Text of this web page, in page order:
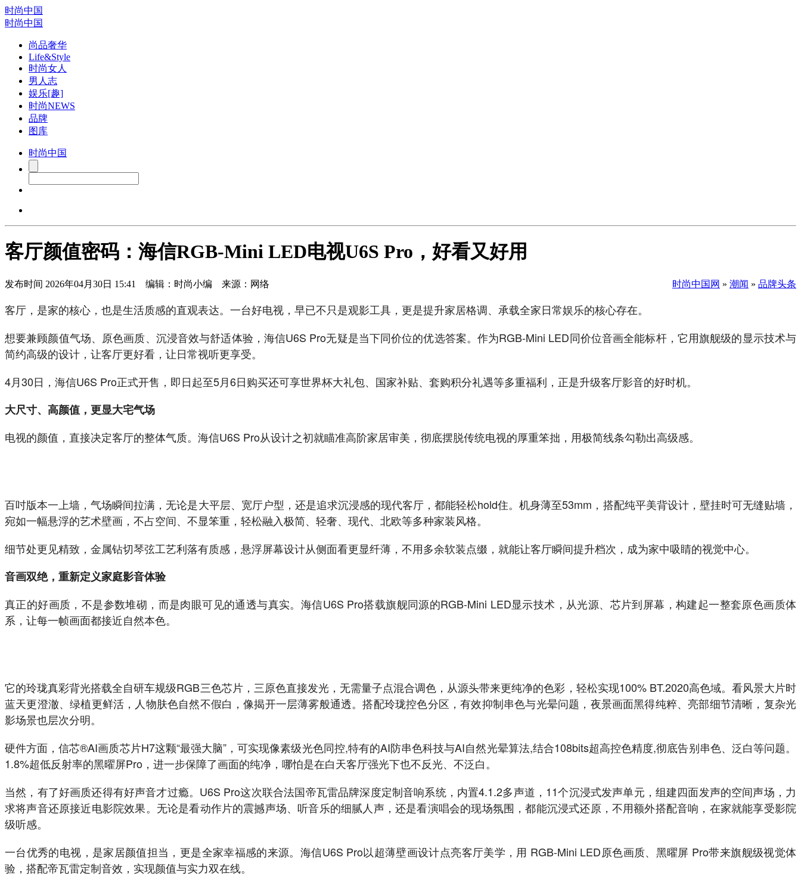
时尚中国
时尚中国
尚品奢华
Life&Style
时尚女人
男人志
娱乐[趣]
时尚NEWS
品牌
图库
时尚中国
客厅颜值密码：海信RGB-Mini LED电视U6S Pro，好看又好用
发布时间 2026年04月30日 15:41 编辑：时尚小编 来源：网络 时尚中国网 » 潮闻 » 品牌头条
客厅，是家的核心，也是生活质感的直观表达。一台好电视，早已不只是观影工具，更是提升家居格调、承载全家日常娱乐的核心存在。
想要兼顾颜值气场、原色画质、沉浸音效与舒适体验，海信U6S Pro无疑是当下同价位的优选答案。作为RGB-Mini LED同价位音画全能标杆，它用旗舰级的显示技术与
简约高级的设计，让客厅更好看，让日常视听更享受。
4月30日，海信U6S Pro正式开售，即日起至5月6日购买还可享世界杯大礼包、国家补贴、套购积分礼遇等多重福利，正是升级客厅影音的好时机。
大尺寸、高颜值，更显大宅气场
电视的颜值，直接决定客厅的整体气质。海信U6S Pro从设计之初就瞄准高阶家居审美，彻底摆脱传统电视的厚重笨拙，用极简线条勾勒出高级感。
百吋版本一上墙，气场瞬间拉满，无论是大平层、宽厅户型，还是追求沉浸感的现代客厅，都能轻松hold住。机身薄至53mm，搭配纯平美背设计，壁挂时可无缝贴墙，
宛如一幅悬浮的艺术壁画，不占空间、不显笨重，轻松融入极简、轻奢、现代、北欧等多种家装风格。
细节处更见精致，金属钻切琴弦工艺利落有质感，悬浮屏幕设计从侧面看更显纤薄，不用多余软装点缀，就能让客厅瞬间提升档次，成为家中吸睛的视觉中心。
音画双绝，重新定义家庭影音体验
真正的好画质，不是参数堆砌，而是肉眼可见的通透与真实。海信U6S Pro搭载旗舰同源的RGB-Mini LED显示技术，从光源、芯片到屏幕，构建起一整套原色画质体
系，让每一帧画面都接近自然本色。
它的玲珑真彩背光搭载全自研车规级RGB三色芯片，三原色直接发光，无需量子点混合调色，从源头带来更纯净的色彩，轻松实现100% BT.2020高色域。看风景大片时
蓝天更澄澈、绿植更鲜活，人物肤色自然不假白，像揭开一层薄雾般通透。搭配玲珑控色分区，有效抑制串色与光晕问题，夜景画面黑得纯粹、亮部细节清晰，复杂光
影场景也层次分明。
硬件方面，信芯®AI画质芯片H7这颗“最强大脑”，可实现像素级光色同控,特有的AI防串色科技与AI自然光晕算法,结合108bits超高控色精度,彻底告别串色、泛白等问题。
1.8%超低反射率的黑曜屏Pro，进一步保障了画面的纯净，哪怕是在白天客厅强光下也不反光、不泛白。
当然，有了好画质还得有好声音才过瘾。U6S Pro这次联合法国帝瓦雷品牌深度定制音响系统，内置4.1.2多声道，11个沉浸式发声单元，组建四面发声的空间声场，力
求将声音还原接近电影院效果。无论是看动作片的震撼声场、听音乐的细腻人声，还是看演唱会的现场氛围，都能沉浸式还原，不用额外搭配音响，在家就能享受影院
级听感。
一台优秀的电视，是家居颜值担当，更是全家幸福感的来源。海信U6S Pro以超薄壁画设计点亮客厅美学，用 RGB-Mini LED原色画质、黑曜屏 Pro带来旗舰级视觉体
验，搭配帝瓦雷定制音效，实现颜值与实力双在线。